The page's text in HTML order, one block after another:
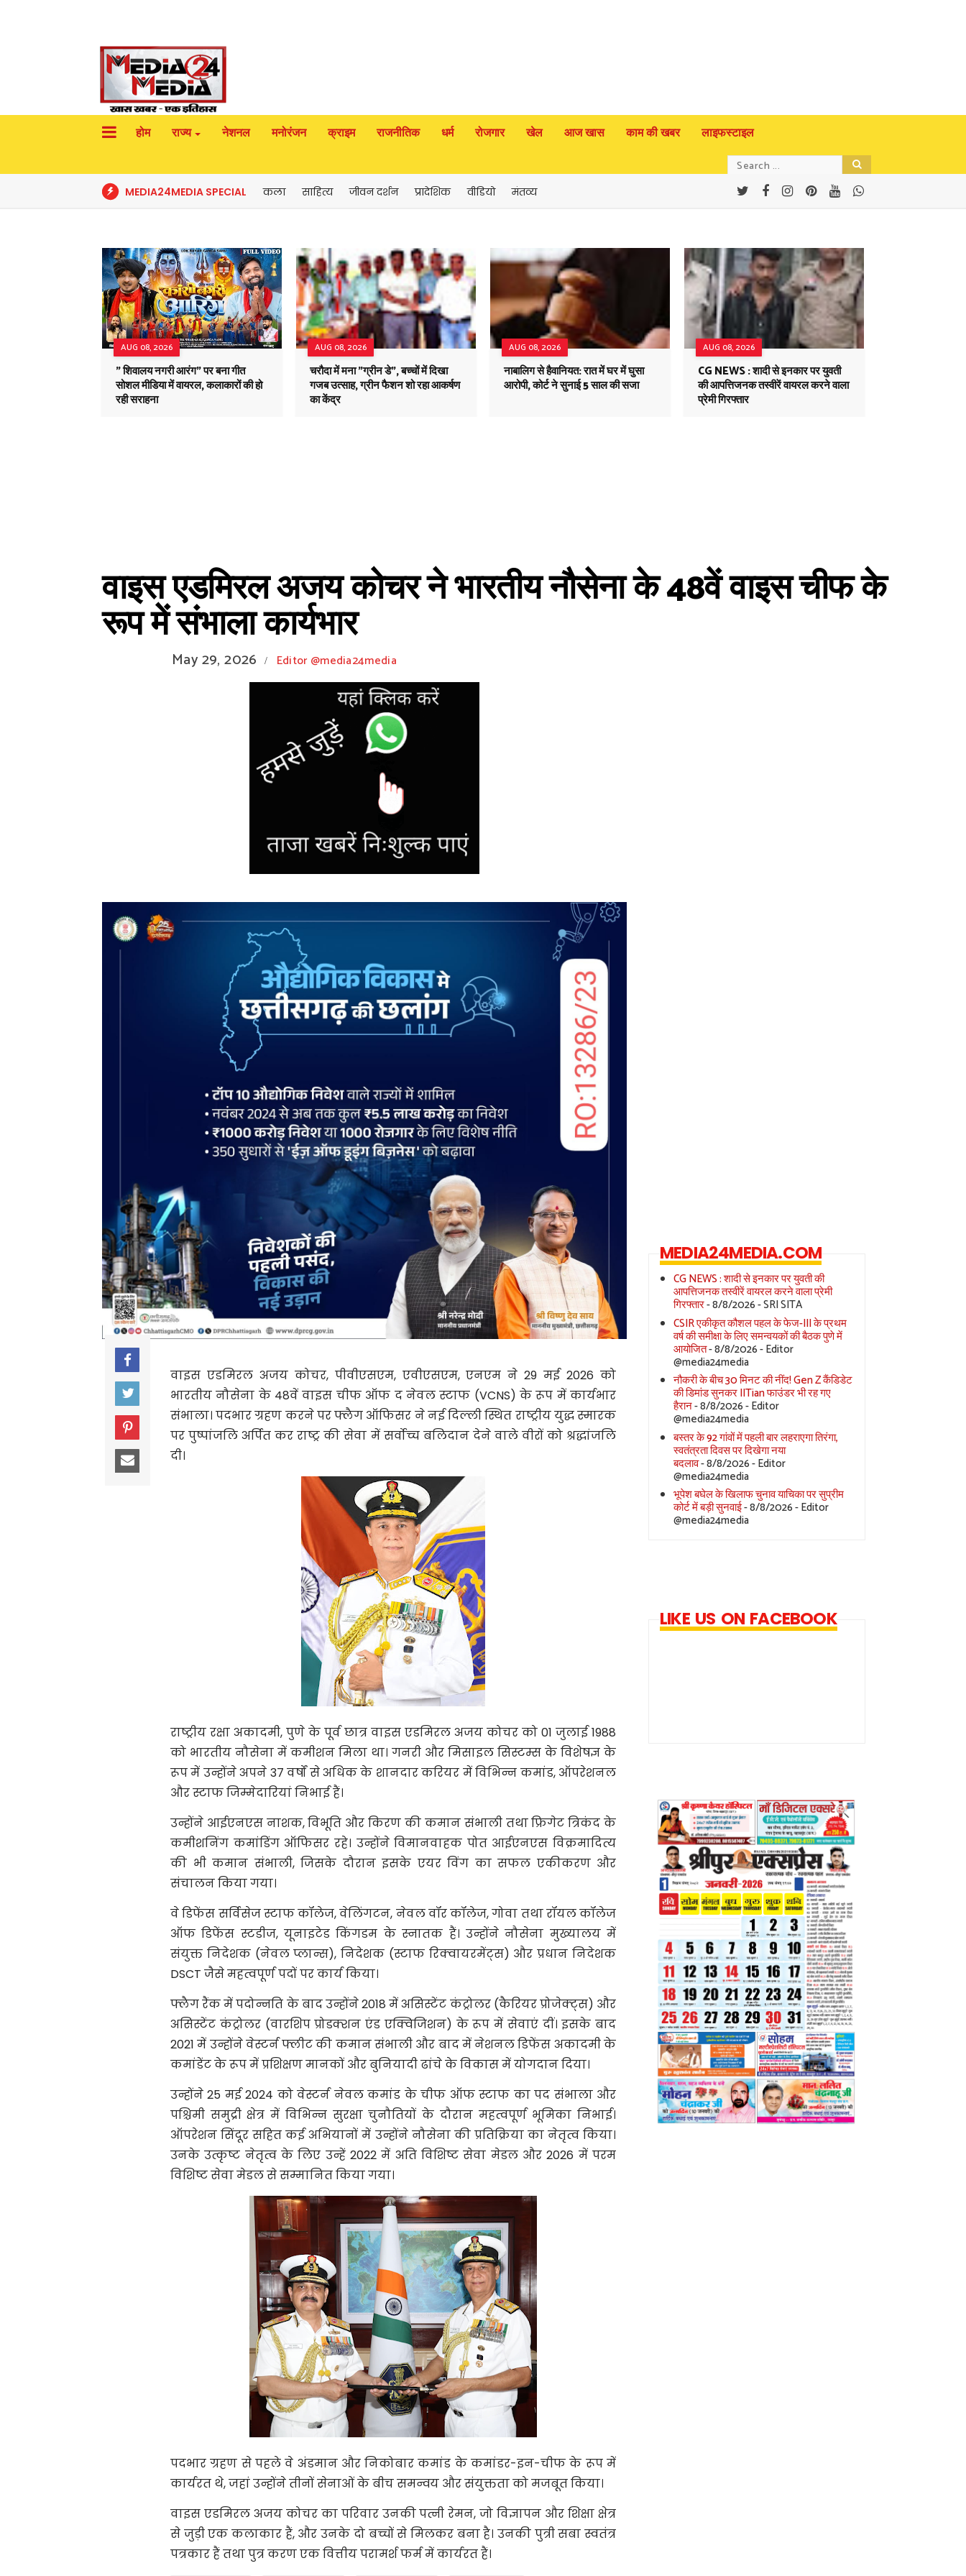
होम राज्य नेशनल मनोरंजन क्राइम राजनीतिक धर्म रोजगार खेल आज खास काम की खबर लाइफस्टाइल
MEDIA24MEDIA SPECIAL कला साहित्य जीवन दर्शन प्रादेशिक वीडियो मंतव्य
AUG 08, 2026
" शिवालय नगरी आरंग" पर बना गीत
सोशल मीडिया में वायरल, कलाकारों की हो
रही सराहना
AUG 08, 2026
चरौदा में मना "ग्रीन डे", बच्चों में दिखा
गजब उत्साह, ग्रीन फैशन शो रहा आकर्षण
का केंद्र
AUG 08, 2026
नाबालिग से हैवानियत: रात में घर में घुसा
आरोपी, कोर्ट ने सुनाई 5 साल की सजा
AUG 08, 2026
CG NEWS : शादी से इनकार पर युवती
की आपत्तिजनक तस्वीरें वायरल करने वाला
प्रेमी गिरफ्तार
वाइस एडमिरल अजय कोचर ने भारतीय नौसेना के 48वें वाइस चीफ के
रूप में संभाला कार्यभार
May 29, 2026 / Editor @media24media
वाइस एडमिरल अजय कोचर, पीवीएसएम, एवीएसएम, एनएम ने 29 मई 2026 को
भारतीय नौसेना के 48वें वाइस चीफ ऑफ द नेवल स्टाफ (VCNS) के रूप में कार्यभार
संभाला। पदभार ग्रहण करने पर फ्लैग ऑफिसर ने नई दिल्ली स्थित राष्ट्रीय युद्ध स्मारक
पर पुष्पांजलि अर्पित कर राष्ट्र की सेवा में सर्वोच्च बलिदान देने वाले वीरों को श्रद्धांजलि
दी।
राष्ट्रीय रक्षा अकादमी, पुणे के पूर्व छात्र वाइस एडमिरल अजय कोचर को 01 जुलाई 1988
को भारतीय नौसेना में कमीशन मिला था। गनरी और मिसाइल सिस्टम्स के विशेषज्ञ के
रूप में उन्होंने अपने 37 वर्षों से अधिक के शानदार करियर में विभिन्न कमांड, ऑपरेशनल
और स्टाफ जिम्मेदारियां निभाई हैं।
उन्होंने आईएनएस नाशक, विभूति और किरण की कमान संभाली तथा फ्रिगेट त्रिकंद के
कमीशनिंग कमांडिंग ऑफिसर रहे। उन्होंने विमानवाहक पोत आईएनएस विक्रमादित्य
की भी कमान संभाली, जिसके दौरान इसके एयर विंग का सफल एकीकरण और
संचालन किया गया।
वे डिफेंस सर्विसेज स्टाफ कॉलेज, वेलिंगटन, नेवल वॉर कॉलेज, गोवा तथा रॉयल कॉलेज
ऑफ डिफेंस स्टडीज, यूनाइटेड किंगडम के स्नातक हैं। उन्होंने नौसेना मुख्यालय में
संयुक्त निदेशक (नेवल प्लान्स), निदेशक (स्टाफ रिक्वायरमेंट्स) और प्रधान निदेशक
DSCT जैसे महत्वपूर्ण पदों पर कार्य किया।
फ्लैग रैंक में पदोन्नति के बाद उन्होंने 2018 में असिस्टेंट कंट्रोलर (कैरियर प्रोजेक्ट्स) और
असिस्टेंट कंट्रोलर (वारशिप प्रोडक्शन एंड एक्विजिशन) के रूप में सेवाएं दीं। इसके बाद
2021 में उन्होंने वेस्टर्न फ्लीट की कमान संभाली और बाद में नेशनल डिफेंस अकादमी के
कमांडेंट के रूप में प्रशिक्षण मानकों और बुनियादी ढांचे के विकास में योगदान दिया।
उन्होंने 25 मई 2024 को वेस्टर्न नेवल कमांड के चीफ ऑफ स्टाफ का पद संभाला और
पश्चिमी समुद्री क्षेत्र में विभिन्न सुरक्षा चुनौतियों के दौरान महत्वपूर्ण भूमिका निभाई।
ऑपरेशन सिंदूर सहित कई अभियानों में उन्होंने नौसेना की प्रतिक्रिया का नेतृत्व किया।
उनके उत्कृष्ट नेतृत्व के लिए उन्हें 2022 में अति विशिष्ट सेवा मेडल और 2026 में परम
विशिष्ट सेवा मेडल से सम्मानित किया गया।
पदभार ग्रहण से पहले वे अंडमान और निकोबार कमांड के कमांडर-इन-चीफ के रूप में
कार्यरत थे, जहां उन्होंने तीनों सेनाओं के बीच समन्वय और संयुक्तता को मजबूत किया।
वाइस एडमिरल अजय कोचर का परिवार उनकी पत्नी रेमन, जो विज्ञापन और शिक्षा क्षेत्र
से जुड़ी एक कलाकार हैं, और उनके दो बच्चों से मिलकर बना है। उनकी पुत्री सबा स्वतंत्र
पत्रकार हैं तथा पुत्र करण एक वित्तीय परामर्श फर्म में कार्यरत हैं।
MEDIA24MEDIA.COM
CG NEWS : शादी से इनकार पर युवती की
आपत्तिजनक तस्वीरें वायरल करने वाला प्रेमी
गिरफ्तार- 8/8/2026- SRI SITA
CSIR एकीकृत कौशल पहल के फेज-III के प्रथम
वर्ष की समीक्षा के लिए समन्वयकों की बैठक पुणे में
आयोजित- 8/8/2026- Editor
@media24media
नौकरी के बीच 30 मिनट की नींद! Gen Z कैंडिडेट
की डिमांड सुनकर IITian फाउंडर भी रह गए
हैरान- 8/8/2026- Editor
@media24media
बस्तर के 92 गांवों में पहली बार लहराएगा तिरंगा,
स्वतंत्रता दिवस पर दिखेगा नया
बदलाव- 8/8/2026- Editor
@media24media
भूपेश बघेल के खिलाफ चुनाव याचिका पर सुप्रीम
कोर्ट में बड़ी सुनवाई- 8/8/2026- Editor
@media24media
LIKE US ON FACEBOOK